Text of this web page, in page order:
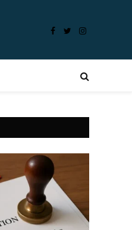
Facebook
TwitterInstagram